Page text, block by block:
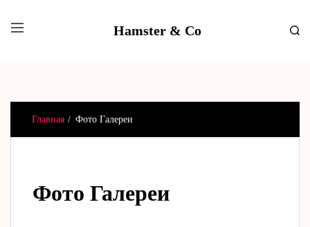
Hamster & Co
Главная Фото Галереи
Фото Галереи